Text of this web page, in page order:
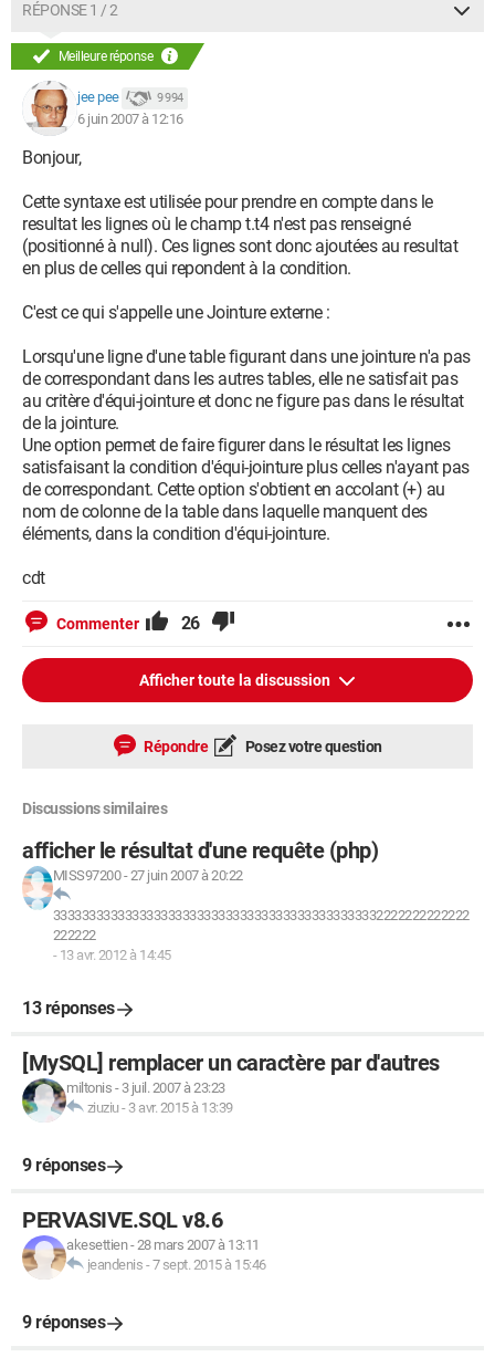
RÉPONSE 1 / 2
Meilleure réponse
jee pee 9 994
6 juin 2007 à 12:16
Bonjour,
Cette syntaxe est utilisée pour prendre en compte dans le
resultat les lignes où le champ t.t4 n'est pas renseigné
(positionné à null). Ces lignes sont donc ajoutées au resultat
en plus de celles qui repondent à la condition.
C'est ce qui s'appelle une Jointure externe :
Lorsqu'une ligne d'une table figurant dans une jointure n'a pas
de correspondant dans les autres tables, elle ne satisfait pas
au critère d'équi-jointure et donc ne figure pas dans le résultat
de la jointure.
Une option permet de faire figurer dans le résultat les lignes
satisfaisant la condition d'équi-jointure plus celles n'ayant pas
de correspondant. Cette option s'obtient en accolant (+) au
nom de colonne de la table dans laquelle manquent des
éléments, dans la condition d'équi-jointure.
cdt
Commenter 26
Afficher toute la discussion
Répondre Posez votre question
Discussions similaires
afficher le résultat d'une requête (php)
MISS97200-27 juin 2007 à 20:22
3333333333333333333333333333333333333333333332222222222222
222222
- 13 avr. 2012 à 14:45
13 réponses
[MySQL] remplacer un caractère par d'autres
miltonis - 3 juil. 2007 à 23:23
ziuziu- 3 avr. 2015 à 13:39
9 réponses
PERVASIVE.SQL v8.6
akesettien-28 mars 2007 à 13:11
jeandenis -7 sept. 2015 à 15:46
9 réponses